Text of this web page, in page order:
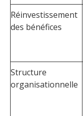
Réinvestissement
des bénéfices
Structure
organisationnelle